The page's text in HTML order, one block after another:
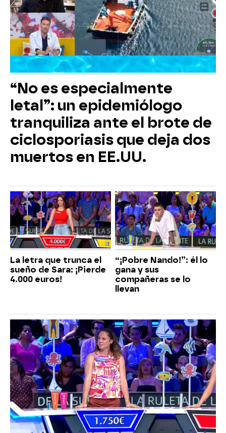
“No es especialmente
letal”: un epidemiólogo
tranquiliza ante el brote de
ciclosporiasis que deja dos
muertos en EE.UU.
La letra que trunca el
sueño de Sara: ¡Pierde
4.000 euros!
“¡Pobre Nando!”: él lo
gana y sus
compañeras se lo
llevan